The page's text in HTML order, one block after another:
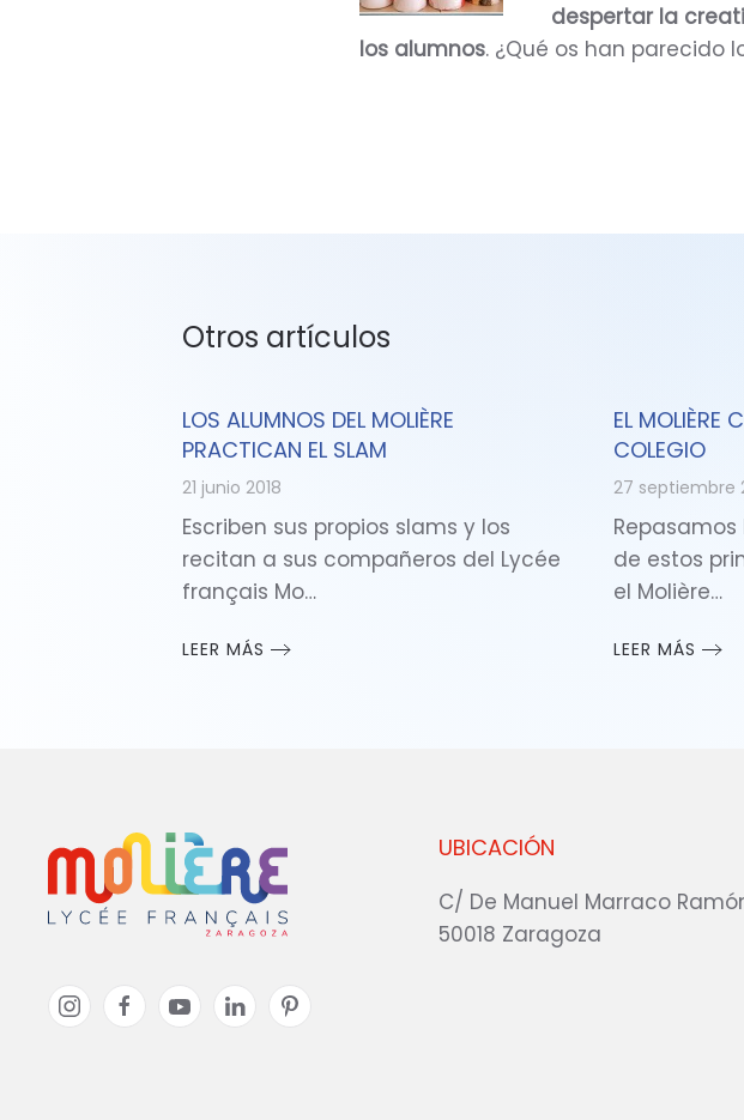
despertar la
los alumnos. ¿Qué os han parecido
Otros artículos
LOS ALUMNOS DEL MOLIÈRE
PRACTICAN EL SLAM
21 junio 2018
Escriben sus propios slams y los
recitan a sus compañeros del Lycée
français Mo…
LEER MÁS
EL MOLIÈRE
COLEGIO
27 septiembre
de estos
el Molière…
LEER MÁS
UBICACIÓN
C/ De Manuel Marraco
50018 Zaragoza